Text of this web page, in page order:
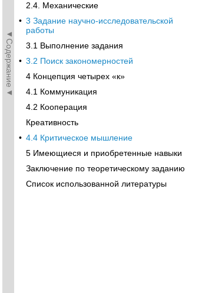
◄Содержание◄
2.4. Механические
• 3 Задание научно-исследовательской
работы
3.1 Выполнение задания
• 3.2 Поиск закономерностей
4 Концепция четырех «к»
4.1 Коммуникация
4.2 Кооперация
Креативность
• 4.4 Критическое мышление
5 Имеющиеся и приобретенные навыки
Заключение по теоретическому заданию
Список использованной литературы